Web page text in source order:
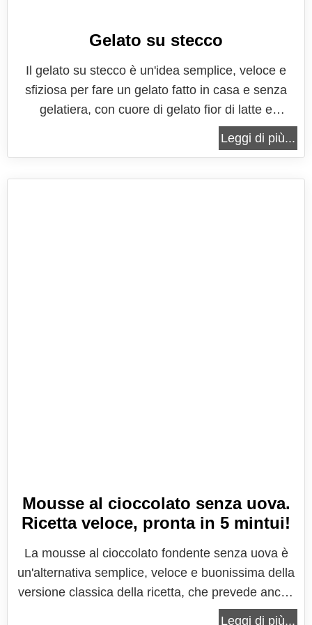
Gelato su stecco
Il gelato su stecco è un'idea semplice, veloce e
sfiziosa per fare un gelato fatto in casa e senza
gelatiera, con cuore di gelato fior di latte e
copertura di cioccolato fondente, che ricorda i
classici gelati sullo stecco industriali. Quelli fatti in
Leggi di più...
Mousse al cioccolato senza uova.
Ricetta veloce, pronta in 5 mintui!
La mousse al cioccolato fondente senza uova è
un'alternativa semplice, veloce e buonissima della
versione classica della ricetta, che prevede anche
l'utilizzo delle uova. Con questa ricetta che vi
Leggi di più...